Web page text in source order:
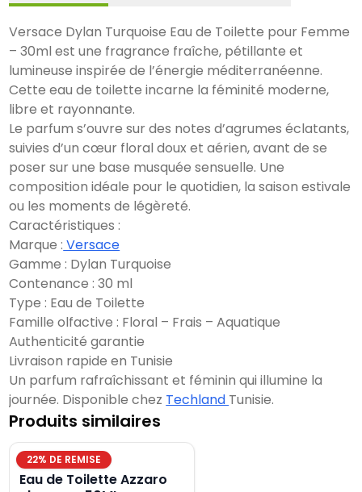
Versace Dylan Turquoise Eau de Toilette pour Femme
– 30ml est une fragrance fraîche, pétillante et
lumineuse inspirée de l’énergie méditerranéenne.
Cette eau de toilette incarne la féminité moderne,
libre et rayonnante.
Le parfum s’ouvre sur des notes d’agrumes éclatants,
suivies d’un cœur floral doux et aérien, avant de se
poser sur une base musquée sensuelle. Une
composition idéale pour le quotidien, la saison estivale
ou les moments de légèreté.
Caractéristiques :
Marque : Versace
Gamme : Dylan Turquoise
Contenance : 30 ml
Type : Eau de Toilette
Famille olfactive : Floral – Frais – Aquatique
Authenticité garantie
Livraison rapide en Tunisie
Un parfum rafraîchissant et féminin qui illumine la
journée. Disponible chez Techland Tunisie.
Produits similaires
22% DE REMISE
Eau de Toilette Azzaro